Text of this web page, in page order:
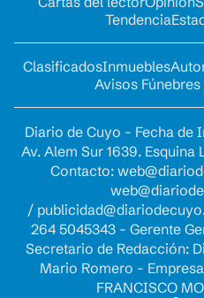
Tendencia
ClasificadosInmuebles
Avisos
Diario de Cuyo - Fecha de
Av. Alem Sur 1639.
Contacto:
/
264 5045343 - Gerente
Secretario de Redacción:
Mario Romero -
FRANCISCO